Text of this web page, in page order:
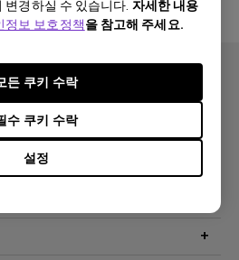
경하실 수 있습니다. 자세한 내용
정보 보호정책을 참고해 주세요.
설정
수 쿠키 수락
든 쿠키 수락